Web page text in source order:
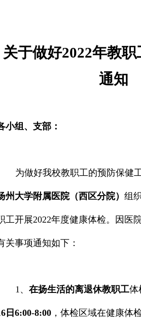
关于做好2022年教职
通知
小组、支部：
为做好我校教职工的预防保健
州大学附属医院（西区分院） 组
工开展2022年度健康体检。因医
关事项通知如下：
1 、在扬生活的离退休教职工体
日 6:00-8:00，体检区域在健康体